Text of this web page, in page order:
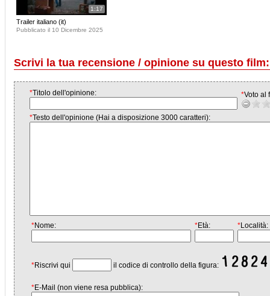
1:17
Trailer italiano (it)
Pubblicato il 10 Dicembre 2025
Scrivi la tua recensione / opinione su questo
*Titolo dell'opinione: *Voto al
*Testo dell'opinione (Hai a disposizione 3000 caratteri):
*Nome: *Età: *Località:
*Riscrivi qui il codice di controllo della figura:
*E-Mail (non viene resa pubblica):